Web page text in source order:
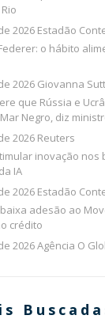
2026 Estadão
o hábito
2026 Giovanna
que Rússia e
Negro, diz
2026 Reuters
inovação nos
IA
2026 Estadão
adesão ao
crédito
2026Agência O